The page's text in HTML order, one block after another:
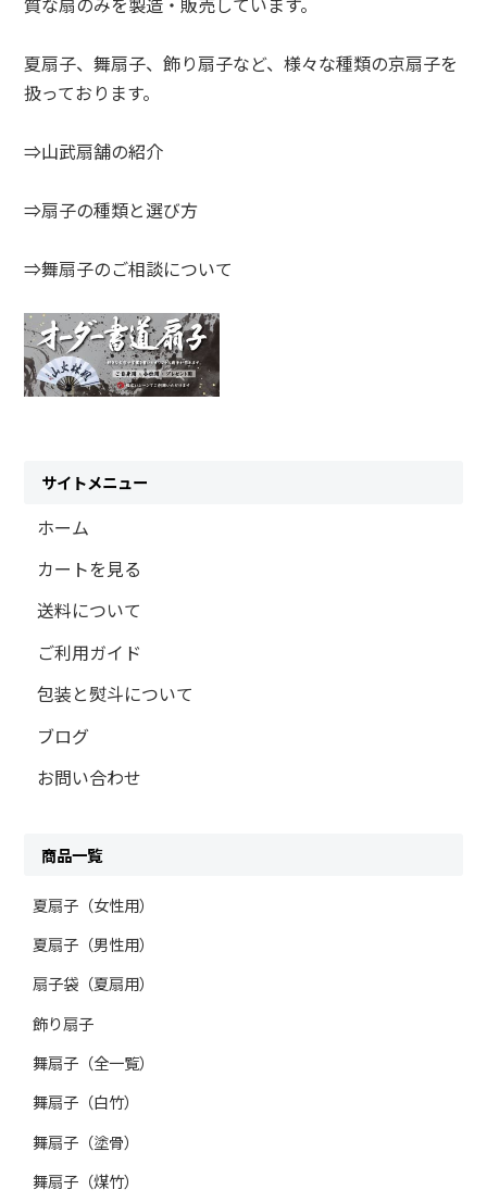
夏扇子、舞扇子、飾り扇子など、様々な種類の京扇子を
扱っております。
⇒山武扇舗の紹介
⇒扇子の種類と選び方
⇒舞扇子のご相談について
サイトメニュー
ホーム
カートを見る
送料について
ご利用ガイド
包装と熨斗について
ブログ
お問い合わせ
商品一覧
夏扇子（女性用）
夏扇子（男性用）
扇子袋（夏扇用）
飾り扇子
舞扇子（全一覧）
舞扇子（白竹）
舞扇子（塗骨）
舞扇子（煤竹）